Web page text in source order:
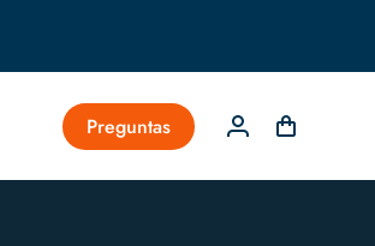
Preguntas